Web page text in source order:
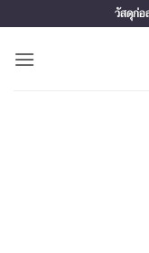
to
content
วัสดุก่อ